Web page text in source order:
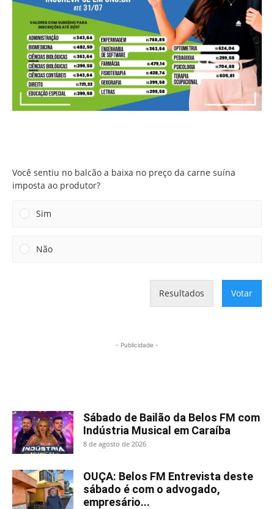
Você sentiu no balcão a baixa no preço da carne suína
imposta ao produtor?
Sim
Não
Resultados Votar
- Publicidade -
Sábado de Bailão da Belos FM com
Indústria Musical em Caraíba
8 de agosto de 2026
OUÇA: Belos FM Entrevista deste
sábado é com o advogado,
empresário...